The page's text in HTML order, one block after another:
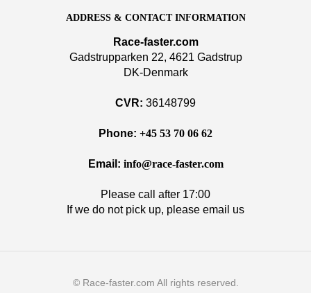
ADDRESS & CONTACT INFORMATION
Race-faster.com
Gadstrupparken 22, 4621 Gadstrup
DK-Denmark
CVR: 36148799
Phone: +45 53 70 06 62
Email: info@race-faster.com
Please call after 17:00
If we do not pick up, please email us
© Race-faster.com All rights reserved.